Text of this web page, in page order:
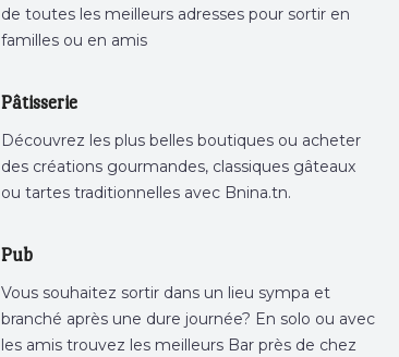
de toutes les meilleurs adresses pour sortir en
familles ou en amis
Pâtisserie
Découvrez les plus belles boutiques ou acheter
des créations gourmandes, classiques gâteaux
ou tartes traditionnelles avec Bnina.tn.
tunis, patisserie tunis, pâtisserie sousse .
Pub
Vous souhaitez sortir dans un lieu sympa et
branché après une dure journée? En solo ou avec
les amis trouvez les meilleurs Bar près de chez